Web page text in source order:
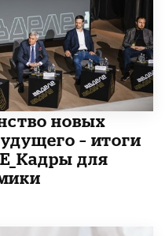
новых
– итоги
для